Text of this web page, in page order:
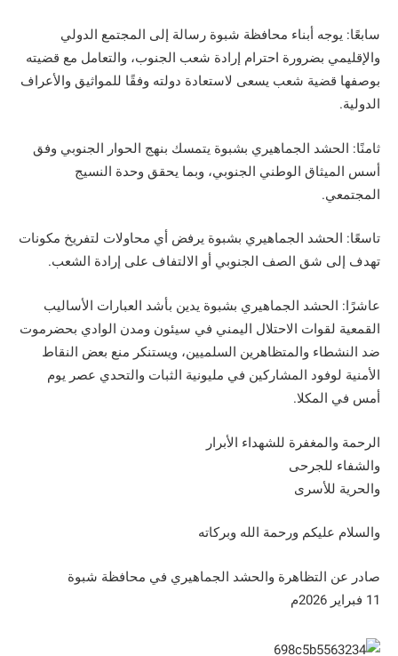
سابعًا: يوجه أبناء محافظة شبوة رسالة إلى المجتمع الدولي
والإقليمي بضرورة احترام إرادة شعب الجنوب، والتعامل مع قضيته
بوصفها قضية شعب يسعى لاستعادة دولته وفقًا للمواثيق والأعراف
الدولية.
ثامنًا: الحشد الجماهيري بشبوة يتمسك بنهج الحوار الجنوبي وفق
أسس الميثاق الوطني الجنوبي، وبما يحقق وحدة النسيج
المجتمعي.
تاسعًا: الحشد الجماهيري بشبوة يرفض أي محاولات لتفريخ مكونات
تهدف إلى شق الصف الجنوبي أو الالتفاف على إرادة الشعب.
عاشرًا: الحشد الجماهيري بشبوة يدين بأشد العبارات الأساليب
القمعية لقوات الاحتلال اليمني في سيئون ومدن الوادي بحضرموت
ضد النشطاء والمتظاهرين السلميين، ويستنكر منع بعض النقاط
الأمنية لوفود المشاركين في مليونية الثبات والتحدي عصر يوم
أمس في المكلا.
الرحمة والمغفرة للشهداء الأبرار
والشفاء للجرحى
والحرية للأسرى
والسلام عليكم ورحمة الله وبركاته
صادر عن التظاهرة والحشد الجماهيري في محافظة شبوة
11 فبراير 2026م